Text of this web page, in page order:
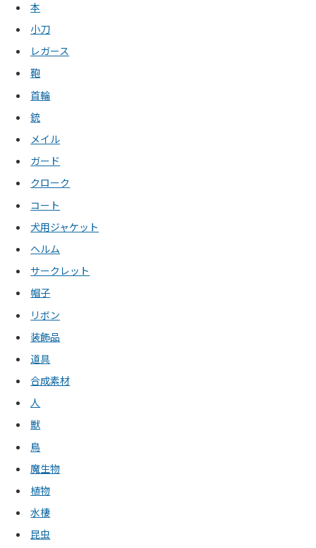
本
小刀
レガース
鞄
首輪
銃
メイル
ガード
クローク
コート
犬用ジャケット
ヘルム
サークレット
帽子
リボン
装飾品
道具
合成素材
人
獣
鳥
魔生物
植物
水棲
昆虫